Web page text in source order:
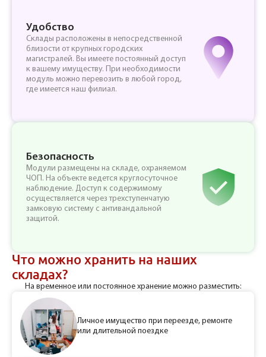
Удобство
Склады расположены в непосредственной
близости от крупных городских
магистралей. Вы имеете постоянный доступ
к вашему имуществу. При необходимости
модуль можно перевозить в любой город,
где имеется наш филиал.
Безопасность
Модули размещены на складе, охраняемом
ЧОП. На объекте ведется круглосуточное
наблюдение. Доступ к содержимому
осуществляется через трехступенчатую
замковую систему с антивандальной
защитой.
Что можно хранить на наших
складах?
На временное или постоянное хранение можно разместить:
Личное имущество при переезде, ремонте
или длительной поездке